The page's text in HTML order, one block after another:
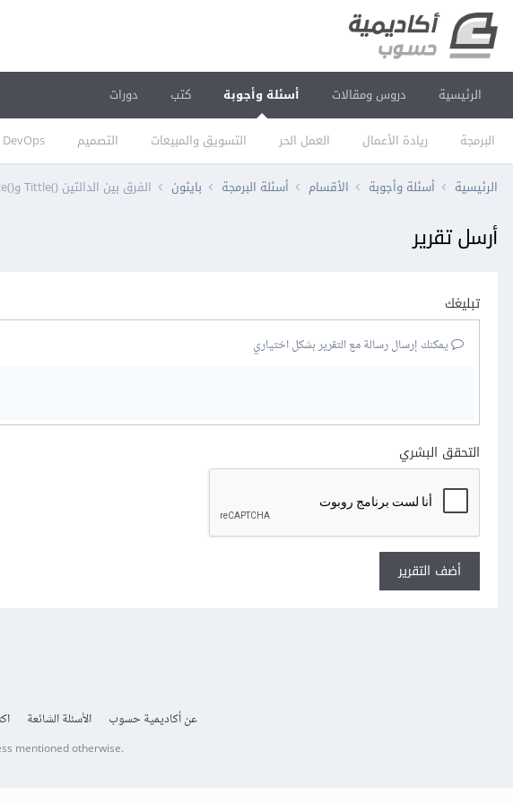
الرئيسية دروس ومقالات أسئلة وأجوبة
البرمجة ريادة الأعمال العمل الحر التسويق والمبيعات التصميم DevOps
كتب دورات
الرئيسية أسئلة وأجوبة الأقسام أسئلة البرمجة بايثون الفرق بين الدالتين ()Tittle و()Capitalize بلغة بايثون
أرسل تقرير
تبليغك
يمكنك إرسال رسالة مع التقرير بشكل اختياري
التحقق البشري
أضف التقرير
عن أكاديمية حسوب الأسئلة الشائعة
mentioned otherwise.